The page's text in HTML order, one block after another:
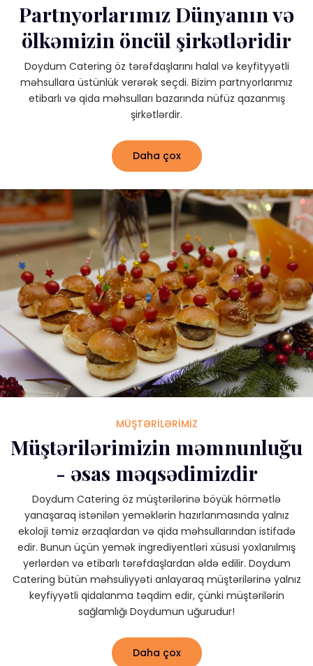
Partnyorlarımız Dünyanın və
ölkəmizin öncül şirkətləridir
Doydum Catering öz tərəfdaşlarını halal və keyfityyətli
məhsullara üstünlük verərək seçdi. Bizim partnyorlarımız
etibarlı və qida məhsulları bazarında nüfüz qazanmış
şirkətlərdir.
Daha çox
MÜŞTƏRİLƏRİMİZ
Müştərilərimizin məmnunluğu
- əsas məqsədimizdir
Doydum Catering öz müştərilərinə böyük hörmətlə
yanaşaraq istənilən yeməklərin hazırlanmasında yalnız
ekoloji təmiz ərzaqlardan və qida məhsullarından istifadə
edir. Bunun üçün yemək ingrediyentləri xüsusi yoxlanılmış
yerlərdən və etibarlı tərəfdaşlardan əldə edilir. Doydum
Catering bütün məhsuliyyəti anlayaraq müştərilərinə yalnız
keyfiyyətli qidalanma təqdim edir, çünki müştərilərin
sağlamlığı Doydumun uğurudur!
Daha çox